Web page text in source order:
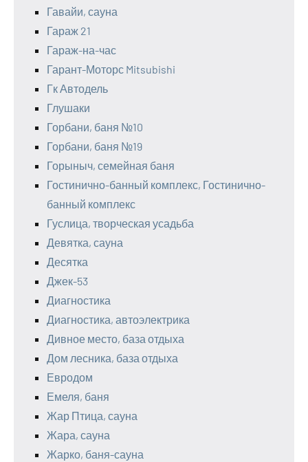
Гавайи, сауна
Гараж 21
Гараж-на-час
Гарант-Моторс Mitsubishi
Гк Автодель
Глушаки
Горбани, баня №10
Горбани, баня №19
Горыныч, семейная баня
Гостинично-банный комплекс, Гостинично-
банный комплекс
Гуслица, творческая усадьба
Девятка, сауна
Десятка
Джек-53
Диагностика
Диагностика, автоэлектрика
Дивное место, база отдыха
Дом лесника, база отдыха
Евродом
Емеля, баня
Жар Птица, сауна
Жара, сауна
Жарко, баня-сауна